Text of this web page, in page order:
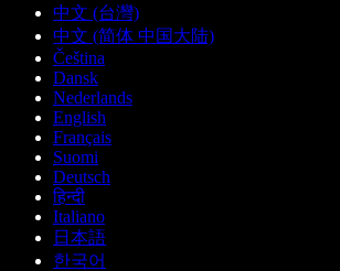
中文 (台灣)
中文 (简体 中国大陆)
Čeština
Dansk
Nederlands
English
Français
Suomi
Deutsch
हिन्दी
Italiano
日本語
한국어